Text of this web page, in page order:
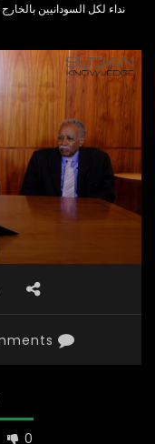
نداء لكل السودانيين
0